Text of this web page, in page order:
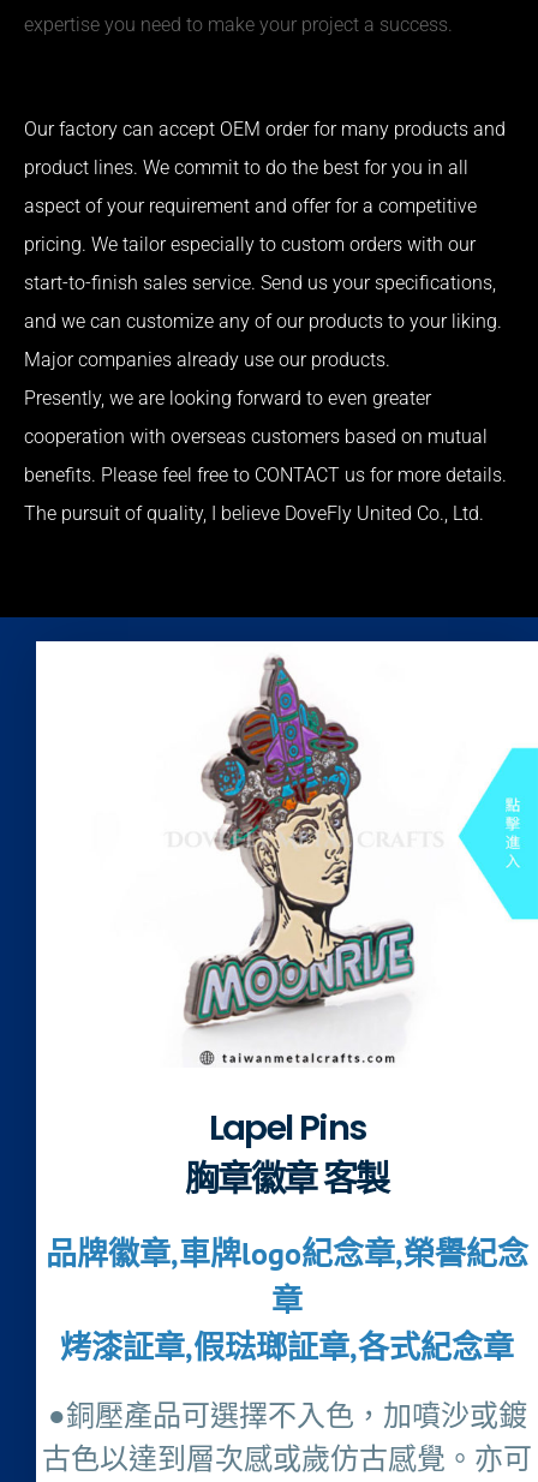
expertise you need to make your project a success.
Our factory can accept OEM order for many products and
product lines. We commit to do the best for you in all
aspect of your requirement and offer for a competitive
pricing. We tailor especially to custom orders with our
start-to-finish sales service. Send us your specifications,
and we can customize any of our products to your liking.
Major companies already use our products.
Presently, we are looking forward to even greater
cooperation with overseas customers based on mutual
benefits. Please feel free to CONTACT us for more details.
The pursuit of quality, I believe DoveFly United Co., Ltd.
Lapel Pins
胸章徽章 客製
品牌徽章,車牌logo紀念章,榮譽紀念
章
烤漆証章,假琺瑯証章,各式紀念章
●銅壓產品可選擇不入色，加噴沙或鍍
古色以達到層次感或歲仿古感覺。亦可